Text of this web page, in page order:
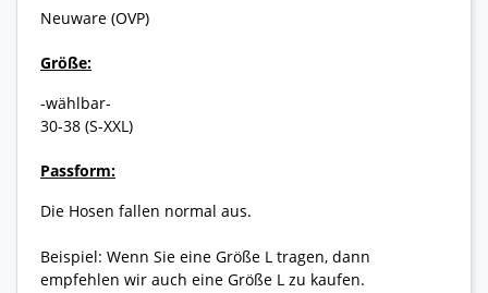
Neuware (OVP)
Größe:
-wählbar-
30-38 (S-XXL)
Passform:
Die Hosen fallen normal aus.
Beispiel: Wenn Sie eine Größe L tragen, dann
empfehlen wir auch eine Größe L zu kaufen.